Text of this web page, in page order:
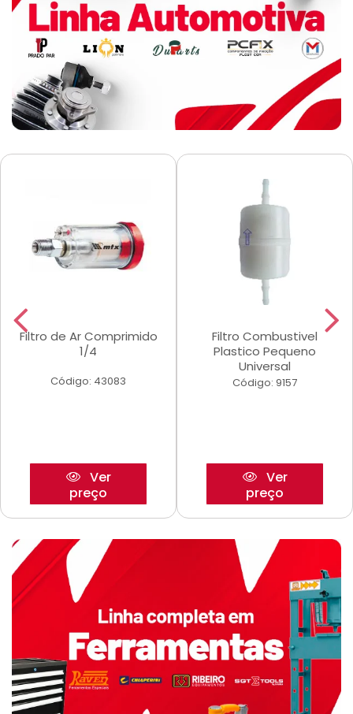
Filtro de Ar Comprimido
1/4
Código: 43083
Ver
preço
Filtro Combustivel
Plastico Pequeno
Universal
Código: 9157
Ver
preço